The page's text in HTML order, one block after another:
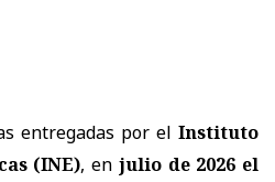
entregadas por el Instituto
(INE), en julio de 2026 el